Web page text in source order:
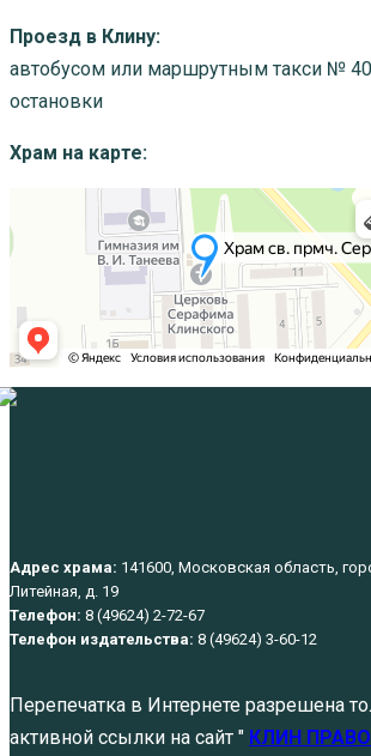
Проезд в Клину:
автобусом или маршрутным такси №
остановки
Храм на карте:
Адрес храма: 141600, Московская область,
Литейная, д. 19
Телефон: 8 (49624) 2-72-67
Телефон издательства: 8 (49624) 3-60-12
Перепечатка в Интернете разрешена
активной ссылки на сайт " КЛИН